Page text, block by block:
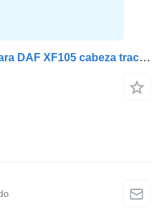
DAF 1427157 manguera para DAF XF105 cabeza tractora